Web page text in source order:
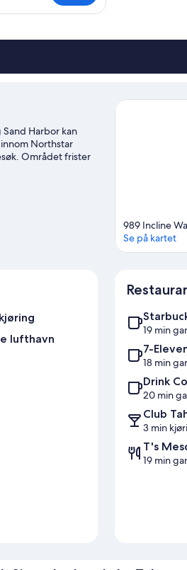
Harbor kan
Northstar
Området frister
og
989 Incline
Se på kartet
lufthavn
19 min
7-
18 min
Drink
20 min
Club
3 min
T's
19 min